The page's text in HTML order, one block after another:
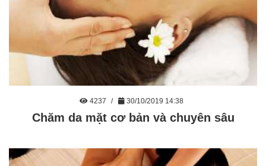
4237 30/10/2019 14:38
Chăm da mặt cơ bản và chuyên sâu